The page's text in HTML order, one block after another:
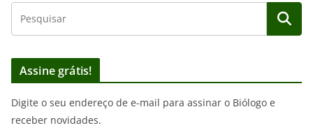
Assine grátis!
Digite o seu endereço de e-mail para assinar o Biólogo e
receber novidades.